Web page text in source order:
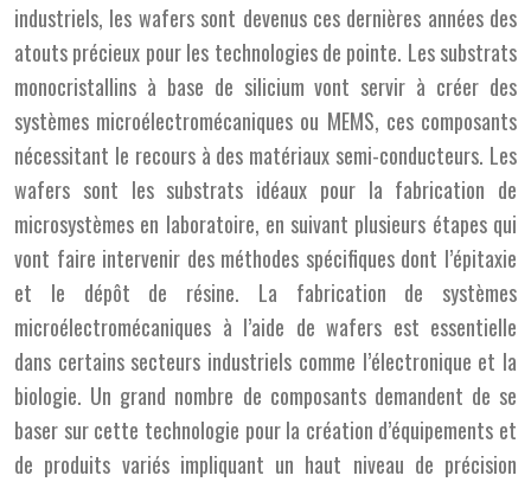
industriels, les wafers sont devenus ces dernières années des
atouts précieux pour les technologies de pointe. Les substrats
monocristallins à base de silicium vont servir à créer des
systèmes microélectromécaniques ou MEMS, ces composants
nécessitant le recours à des matériaux semi-conducteurs. Les
wafers sont les substrats idéaux pour la fabrication de
microsystèmes en laboratoire, en suivant plusieurs étapes qui
vont faire intervenir des méthodes spécifiques dont l’épitaxie
et le dépôt de résine. La fabrication de systèmes
microélectromécaniques à l’aide de wafers est essentielle
dans certains secteurs industriels comme l’électronique et la
biologie. Un grand nombre de composants demandent de se
baser sur cette technologie pour la création d’équipements et
de produits variés impliquant un haut niveau de précision